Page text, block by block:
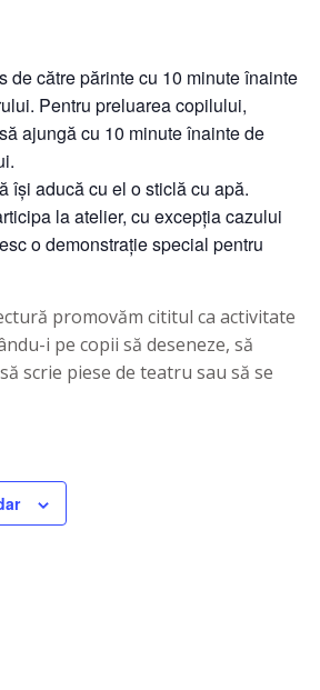
de către părinte cu 10 minute înainte
Pentru preluarea copilului,
ajungă cu 10 minute înainte de
își aducă cu el o sticlă cu apă.
la atelier, cu excepția cazului
o demonstrație special pentru
promovăm cititul ca activitate
i pe copii să deseneze, să
scrie piese de teatru sau să se